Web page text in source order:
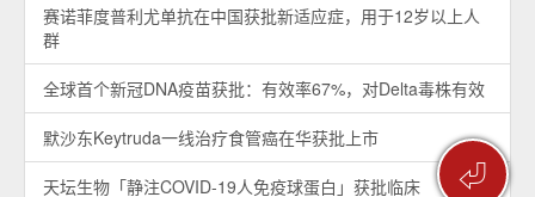
⏎
赛诺菲度普利尤单抗在中国获批新适应症，用于12岁以上人
群
全球首个新冠DNA疫苗获批：有效率67%，对Delta毒株有效
默沙东Keytruda一线治疗食管癌在华获批上市
天坛生物「静注COVID-19人免疫球蛋白」获批临床